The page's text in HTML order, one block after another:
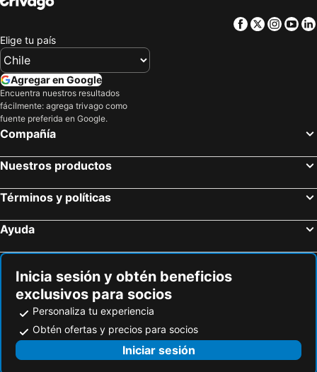
Facebook
Twitter
Elige tu país
Agregar en Google
Encuentra nuestros resultados
fácilmente: agrega trivago como
fuente preferida en Google.
Compañía
Nuestros productos
Términos y políticas
Ayuda
Inicia sesión y obtén beneficios
exclusivos para socios
Personaliza tu experiencia
Obtén ofertas y precios para socios
Iniciar sesión